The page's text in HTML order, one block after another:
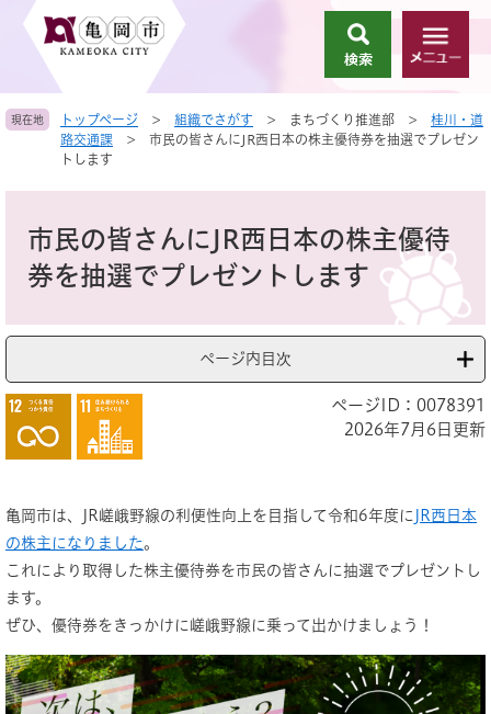
頭
。
飛
て
索
メ
ニ
ー
現在地 トップページ > 組織でさがす > まちづくり推進部 >
桂川・道
路交通課
>
市民の皆さんにJR西日本の株主優待券を抽選でプレゼン
トします
市民の皆さんにJR西日本の株主優待
券を抽選でプレゼントします
ページ内目次
ページID：0078391
2026年7月6日更新
亀岡市は、JR嵯峨野線の利便性向上を目指して令和6年度に
JR西日本
の株主になりました。
これにより取得した株主優待券を市民の皆さんに抽選でプレゼントし
ます。
ぜひ、優待券をきっかけに嵯峨野線に乗って出かけましょう！